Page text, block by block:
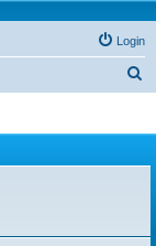
Login